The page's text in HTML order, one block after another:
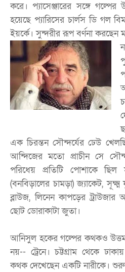
করে। প্যাসেঞ্জারের সঙ্গে
হয়েছে প্যারিসের চার্লস ডি গল
ইয়র্কে। সুন্দরীর রূপ বর্ণনা করছেন
এক চিরন্তন সৌন্দর্যের ঢেউ
আন্দিজের মতো প্রাচীন সে
পরিধেয় প্রতিটি পোশাকে ছিল
(বনবিড়ালের চামড়া) জ্যাকেট,
ব্লাউজ, লিনেন কাপড়ের ট্রাউজার
ছোট ডোরাকাটা জুতা।
আনিসুল হকের গল্পের কথকও
নয়-- ট্রেনে। চট্টগ্রাম থেকে
কথক দেখেছেন একটি নারীকে।